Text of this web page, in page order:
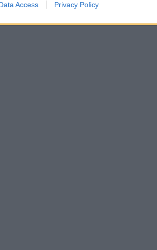
Access Privacy Policy